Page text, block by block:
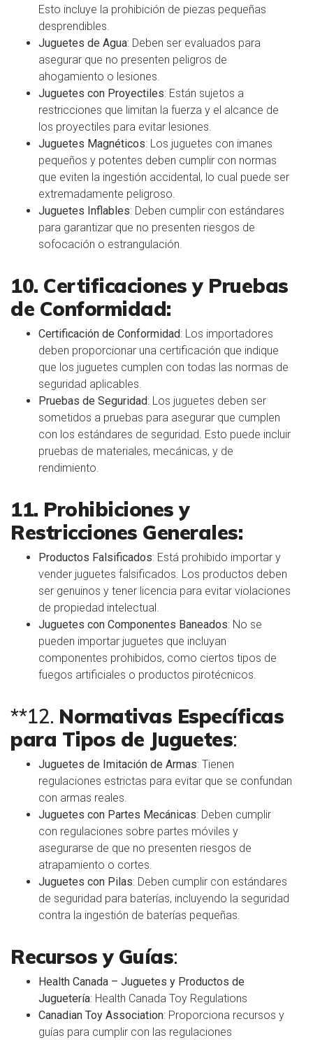
Esto incluye la prohibición de piezas pequeñas
desprendibles.
Juguetes de Agua: Deben ser evaluados para
asegurar que no presenten peligros de
ahogamiento o lesiones.
Juguetes con Proyectiles: Están sujetos a
restricciones que limitan la fuerza y el alcance de
los proyectiles para evitar lesiones.
Juguetes Magnéticos: Los juguetes con imanes
pequeños y potentes deben cumplir con normas
que eviten la ingestión accidental, lo cual puede ser
extremadamente peligroso.
Juguetes Inflables: Deben cumplir con estándares
para garantizar que no presenten riesgos de
sofocación o estrangulación.
10. Certificaciones y Pruebas
de Conformidad:
Certificación de Conformidad: Los importadores
deben proporcionar una certificación que indique
que los juguetes cumplen con todas las normas de
seguridad aplicables.
Pruebas de Seguridad: Los juguetes deben ser
sometidos a pruebas para asegurar que cumplen
con los estándares de seguridad. Esto puede incluir
pruebas de materiales, mecánicas, y de
rendimiento.
11. Prohibiciones y
Restricciones Generales:
Productos Falsificados: Está prohibido importar y
vender juguetes falsificados. Los productos deben
ser genuinos y tener licencia para evitar violaciones
de propiedad intelectual.
Juguetes con Componentes Baneados: No se
pueden importar juguetes que incluyan
componentes prohibidos, como ciertos tipos de
fuegos artificiales o productos pirotécnicos.
**12. Normativas Específicas
para Tipos de Juguetes:
Juguetes de Imitación de Armas: Tienen
regulaciones estrictas para evitar que se confundan
con armas reales.
Juguetes con Partes Mecánicas: Deben cumplir
con regulaciones sobre partes móviles y
asegurarse de que no presenten riesgos de
atrapamiento o cortes.
Juguetes con Pilas: Deben cumplir con estándares
de seguridad para baterías, incluyendo la seguridad
contra la ingestión de baterías pequeñas.
Recursos y Guías:
Health Canada – Juguetes y Productos de
Juguetería: Health Canada Toy Regulations
Canadian Toy Association: Proporciona recursos y
guías para cumplir con las regulaciones